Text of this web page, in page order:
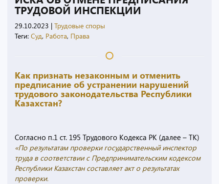
ТРУДОВОЙ ИНСПЕКЦИИ
29.10.2023 | Трудовые споры
Теги: Суд, Работа, Права
Как признать незаконным и отменить
предписание об устранении нарушений
трудового законодательства Республики
Казахстан?
Согласно п.1 ст. 195 Трудового Кодекса РК (далее – ТК)
«По результатам проверки государственный инспектор
труда в соответствии с Предпринимательским кодексом
Республики Казахстан составляет акт о результатах
проверки.